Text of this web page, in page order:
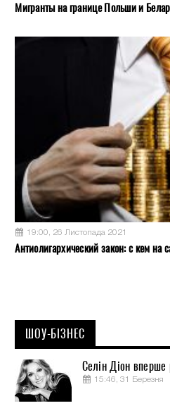
Мигранты на границе Польши и
19:00, 26 Листопада 2021
Антиолигархический закон: с кем на
ШОУ-БІЗНЕС
Селін Діон вперше
15:46, 31 Березня